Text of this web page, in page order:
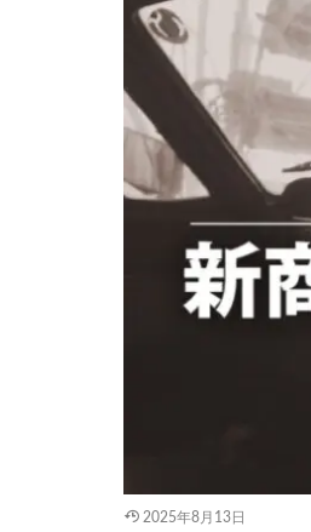
2025年8月13日